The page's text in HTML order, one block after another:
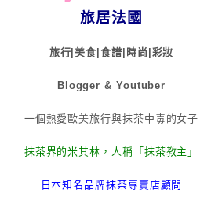
旅居法國
旅行|美食|食譜|時尚|彩妝
Blogger & Youtuber
一個熱愛歐美旅行與抹茶中毒的女子
抹茶界的米其林，人稱「抹茶教主」
日本知名品牌抹茶專賣店顧問